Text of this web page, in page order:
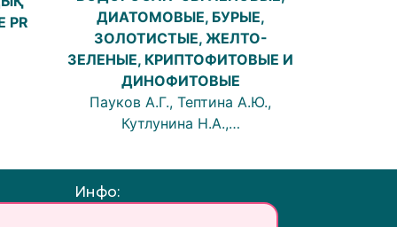
ДИАТОМОВЫЕ, БУРЫЕ,
ЗОЛОТИСТЫЕ, ЖЕЛТО-
ЗЕЛЕНЫЕ, КРИПТОФИТОВЫЕ И
ДИНОФИТОВЫЕ
Пауков А.Г., Тептина А.Ю.,
Кутлунина Н.А.,…
Инфо: